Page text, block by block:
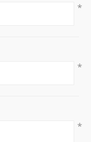
*
*
*